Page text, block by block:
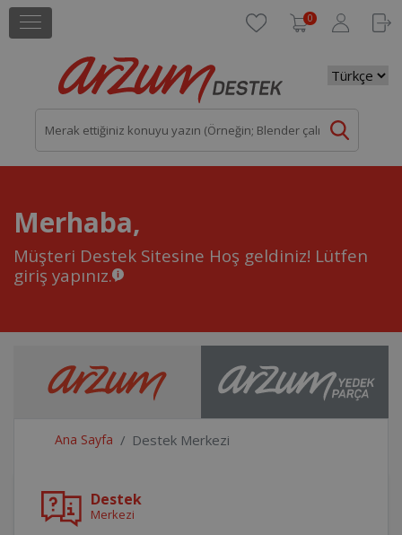
0
Merhaba,
Müşteri Destek Sitesine Hoş geldiniz! Lütfen
giriş yapınız.
Ana Sayfa Destek Merkezi
Destek
Merkezi